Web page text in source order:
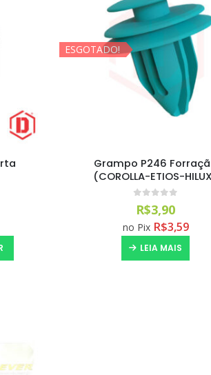
ESGOTADO!
Grampo P246
(COROLLA-ETIOS-
out of 5
R$3,90
no Pix R$3,59
LEIA MAIS